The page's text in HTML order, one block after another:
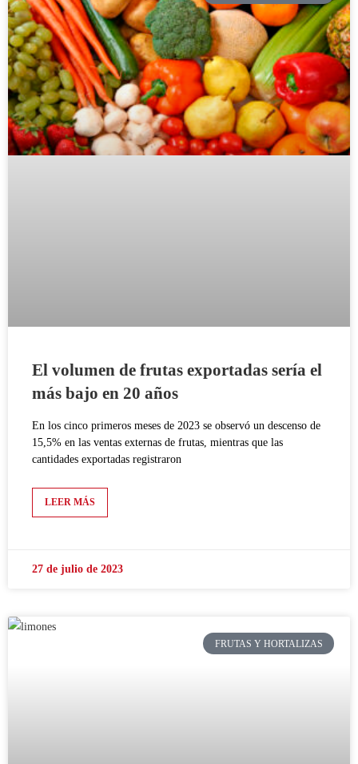
El volumen de frutas exportadas sería el
más bajo en 20 años
En los cinco primeros meses de 2023 se observó un descenso de
15,5% en las ventas externas de frutas, mientras que las
cantidades exportadas registraron
LEER MÁS
27 de julio de 2023
FRUTAS Y HORTALIZAS